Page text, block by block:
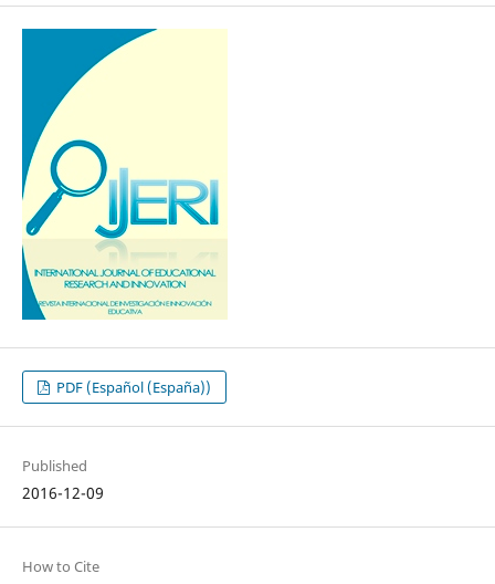
PDF (Español (España))
Published
2016-12-09
How to Cite